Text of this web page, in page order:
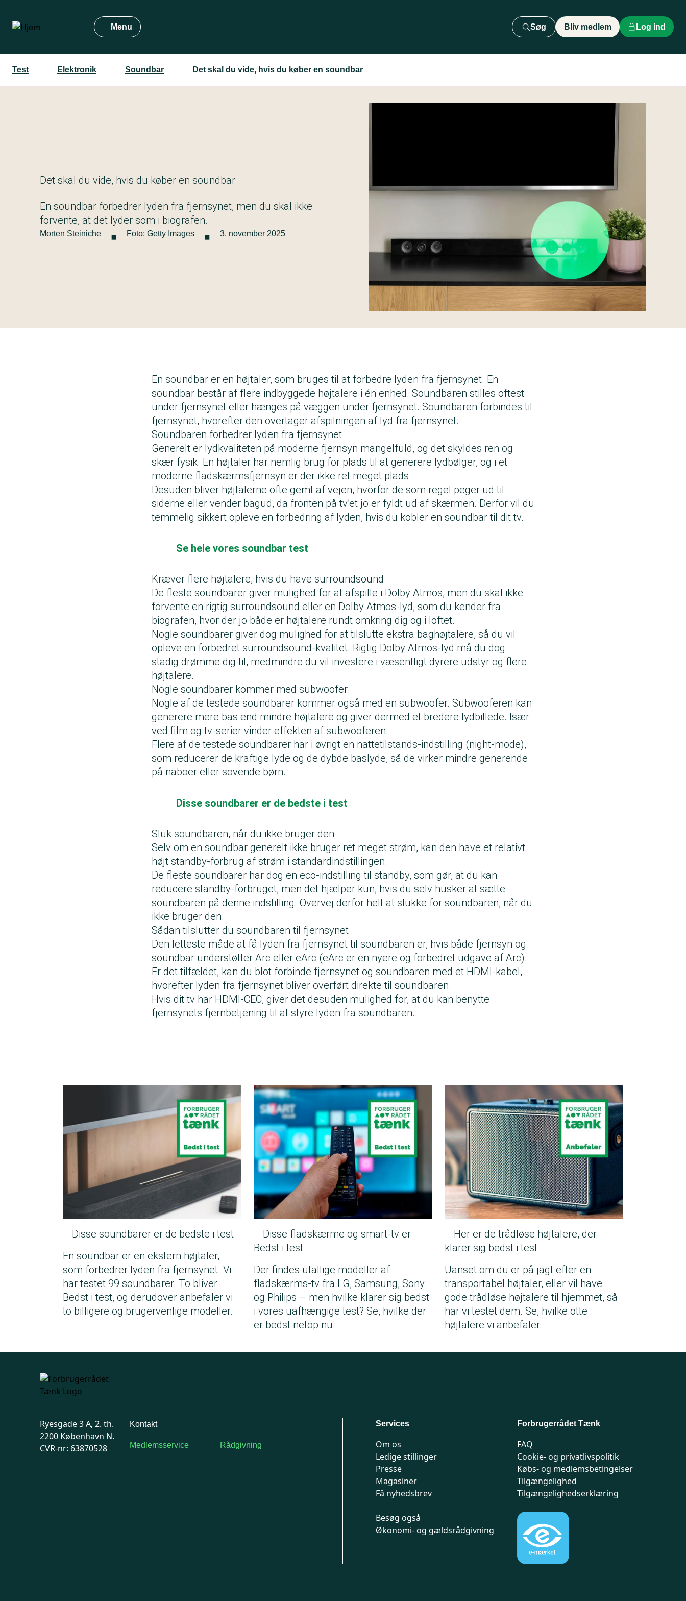
hovedindhold
Menu Søg Bliv medlem Log ind
Test Elektronik Soundbar Det skal du vide, hvis du køber en soundbar
Det skal du vide, hvis du køber en soundbar
En soundbar forbedrer lyden fra fjernsynet, men du skal ikke
forvente, at det lyder som i biografen.
Morten Steiniche · Foto: Getty Images · 3. november 2025
En soundbar er en højtaler, som bruges til at forbedre lyden fra fjernsynet. En
soundbar består af flere indbyggede højtalere i én enhed. Soundbaren stilles oftest
under fjernsynet eller hænges på væggen under fjernsynet. Soundbaren forbindes til
fjernsynet, hvorefter den overtager afspilningen af lyd fra fjernsynet.
Soundbaren forbedrer lyden fra fjernsynet
Generelt er lydkvaliteten på moderne fjernsyn mangelfuld, og det skyldes ren og
skær fysik. En højtaler har nemlig brug for plads til at generere lydbølger, og i et
moderne fladskærmsfjernsyn er der ikke ret meget plads.
Desuden bliver højtalerne ofte gemt af vejen, hvorfor de som regel peger ud til
siderne eller vender bagud, da fronten på tv’et jo er fyldt ud af skærmen. Derfor vil du
temmelig sikkert opleve en forbedring af lyden, hvis du kobler en soundbar til dit tv.
Se hele vores soundbar test
Kræver flere højtalere, hvis du have surroundsound
De fleste soundbarer giver mulighed for at afspille i Dolby Atmos, men du skal ikke
forvente en rigtig surroundsound eller en Dolby Atmos-lyd, som du kender fra
biografen, hvor der jo både er højtalere rundt omkring dig og i loftet.
Nogle soundbarer giver dog mulighed for at tilslutte ekstra baghøjtalere, så du vil
opleve en forbedret surroundsound-kvalitet. Rigtig Dolby Atmos-lyd må du dog
stadig drømme dig til, medmindre du vil investere i væsentligt dyrere udstyr og flere
højtalere.
Nogle soundbarer kommer med subwoofer
Nogle af de testede soundbarer kommer også med en subwoofer. Subwooferen kan
generere mere bas end mindre højtalere og giver dermed et bredere lydbillede. Især
ved film og tv-serier vinder effekten af subwooferen.
Flere af de testede soundbarer har i øvrigt en nattetilstands-indstilling (night-mode),
som reducerer de kraftige lyde og de dybde baslyde, så de virker mindre generende
på naboer eller sovende børn.
Disse soundbarer er de bedste i test
Sluk soundbaren, når du ikke bruger den
Selv om en soundbar generelt ikke bruger ret meget strøm, kan den have et relativt
højt standby-forbrug af strøm i standardindstillingen.
De fleste soundbarer har dog en eco-indstilling til standby, som gør, at du kan
reducere standby-forbruget, men det hjælper kun, hvis du selv husker at sætte
soundbaren på denne indstilling. Overvej derfor helt at slukke for soundbaren, når du
ikke bruger den.
Sådan tilslutter du soundbaren til fjernsynet
Den letteste måde at få lyden fra fjernsynet til soundbaren er, hvis både fjernsyn og
soundbar understøtter Arc eller eArc (eArc er en nyere og forbedret udgave af Arc).
Er det tilfældet, kan du blot forbinde fjernsynet og soundbaren med et HDMI-kabel,
hvorefter lyden fra fjernsynet bliver overført direkte til soundbaren.
Hvis dit tv har HDMI-CEC, giver det desuden mulighed for, at du kan benytte
fjernsynets fjernbetjening til at styre lyden fra soundbaren.
Disse soundbarer er de bedste i test
En soundbar er en ekstern højtaler,
som forbedrer lyden fra fjernsynet. Vi
har testet 99 soundbarer. To bliver
Bedst i test, og derudover anbefaler vi
to billigere og brugervenlige modeller.
Disse fladskærme og smart-tv er
Bedst i test
Der findes utallige modeller af
fladskærms-tv fra LG, Samsung, Sony
og Philips – men hvilke klarer sig bedst
i vores uafhængige test? Se, hvilke der
er bedst netop nu.
Her er de trådløse højtalere, der
klarer sig bedst i test
Uanset om du er på jagt efter en
transportabel højtaler, eller vil have
gode trådløse højtalere til hjemmet, så
har vi testet dem. Se, hvilke otte
højtalere vi anbefaler.
Ryesgade 3 A, 2. th.
2200 København N.
CVR-nr: 63870528
Kontakt
Medlemsservice Rådgivning
Services
Om os
Ledige stillinger
Presse
Magasiner
Få nyhedsbrev
Besøg også
Økonomi- og gældsrådgivning
Forbrugerrådet Tænk
FAQ
Cookie- og privatlivspolitik
Købs- og medlemsbetingelser
Tilgængelighed
Tilgængelighedserklæring